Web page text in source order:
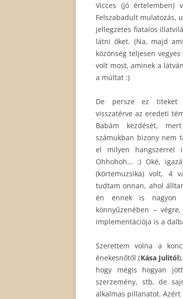
Vicces (jó értelemben)
Felszabadult mulatozás,
jellegzetes fiatalos
látni őket. (Na, majd
közönség teljesen
volt most, aminek a
a múltat :)
De persze ez titeket
visszatérve az eredeti
Babám kezdését,
számukban bizony nem
el milyen hangszerrel
Ohhohoh… :) Oké,
(körtemuzsika) volt, 4
tudtam onnan, ahol
én ennek is nagyon
könnyűzenében –
implementációja is a
Szerettem volna a
énekesnőtől (Kása Julitól
hogy mégis hogyan
szerzemény, stb, de
alkalmas pillanatot.